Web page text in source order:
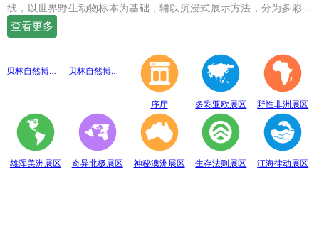
线，以世界野生动物标本为基础，辅以沉浸式展示方法，分为多彩亚
欧、野性非洲、雄浑美洲、奇异北极、神秘澳洲、生存法则、江海律
动、穹幕影院、勇敢者通道、互动体验等10个展示体验区，共展出七
查看更多
贝林自然博物馆趣味互动展区 贝林自然博物馆山海经奇展区
序厅 多彩亚欧展区 野性非洲展区
雄浑美洲展区 奇异北极展区 神秘澳洲展区 生存法则展区 江海律动展区